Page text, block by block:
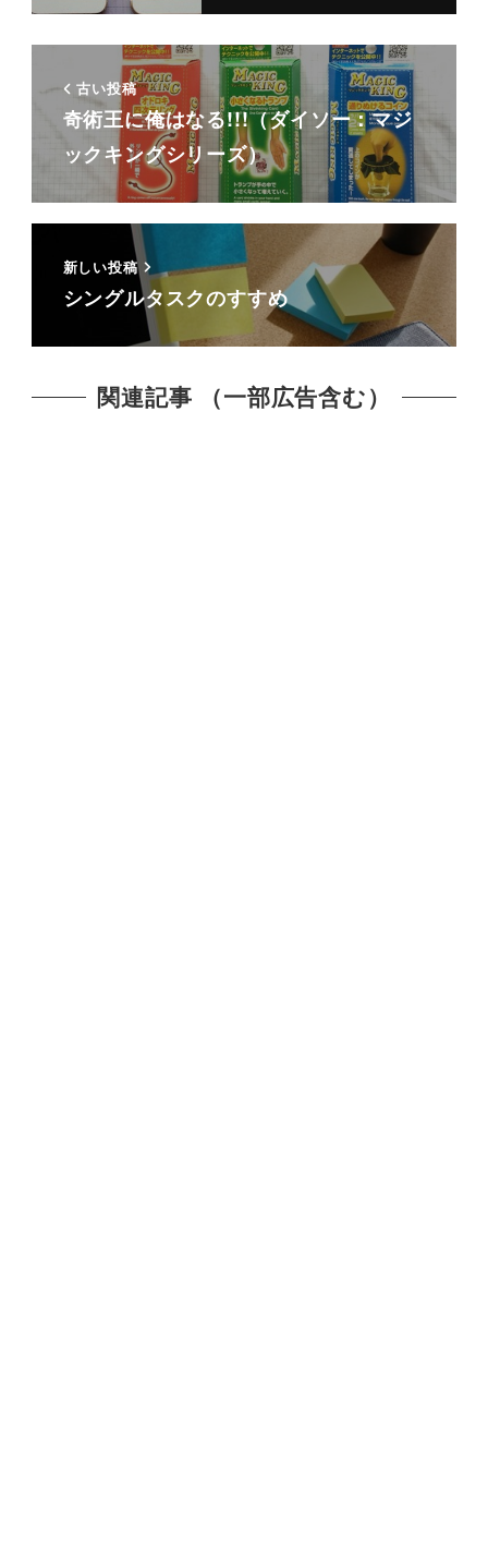
古い投稿
奇術王に俺はなる!!!（ダイソー：マジ
ックキングシリーズ）
新しい投稿
シングルタスクのすすめ
関連記事 （一部広告含む）